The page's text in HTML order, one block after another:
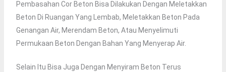
Pembasahan Cor Beton Bisa Dilakukan Dengan Meletakkan
Beton Di Ruangan Yang Lembab, Meletakkan Beton Pada
Genangan Air, Merendam Beton, Atau Menyelimuti
Permukaan Beton Dengan Bahan Yang Menyerap Air.
Selain Itu Bisa Juga Dengan Menyiram Beton Terus